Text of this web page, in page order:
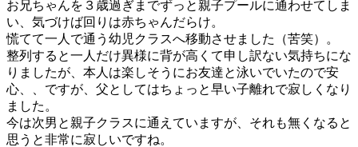
お兄ちゃんを３歳過ぎまでずっと親子プールに通わせてしま
い、気づけば回りは赤ちゃんだらけ。
慌てて一人で通う幼児クラスへ移動させました（苦笑）。
整列すると一人だけ異様に背が高くて申し訳ない気持ちにな
りましたが、本人は楽しそうにお友達と泳いでいたので安
心、、ですが、父としてはちょっと早い子離れで寂しくなり
ました。
今は次男と親子クラスに通えていますが、それも無くなると
思うと非常に寂しいですね。